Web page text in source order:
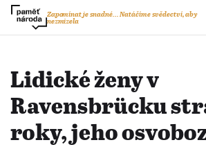
Zapomínat je snadné...Natáčíme svědectví, aby
nezmizela
Lidické ženy v
Ravensbrücku
roky, jeho